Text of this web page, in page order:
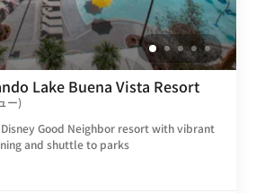
Lake Buena Vista Resort
ー)
Good Neighbor resort with vibrant
and shuttle to parks